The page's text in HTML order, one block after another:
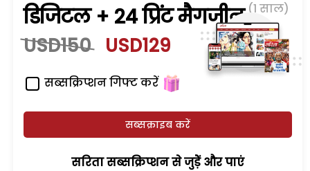
डिजिटल + 24 प्रिंट मैगजीन (1 साल)
USD150 USD129
सब्सक्रिप्शन गिफ्ट करें
सब्सक्राइब करें
सरिता सब्सक्रिप्शन से जुड़ेें और पाएं